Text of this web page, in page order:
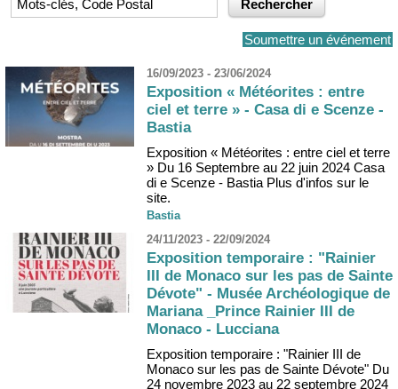
Soumettre un événement
16/09/2023 - 23/06/2024
Exposition « Météorites : entre
ciel et terre » - Casa di e Scenze -
Bastia
Exposition « Météorites : entre ciel et terre
» Du 16 Septembre au 22 juin 2024 Casa
di e Scenze - Bastia Plus d'infos sur le
site.
Bastia
24/11/2023 - 22/09/2024
Exposition temporaire : "Rainier
III de Monaco sur les pas de Sainte
Dévote" - Musée Archéologique de
Mariana _Prince Rainier III de
Monaco - Lucciana
Exposition temporaire : "Rainier III de
Monaco sur les pas de Sainte Dévote" Du
24 novembre 2023 au 22 septembre 2024